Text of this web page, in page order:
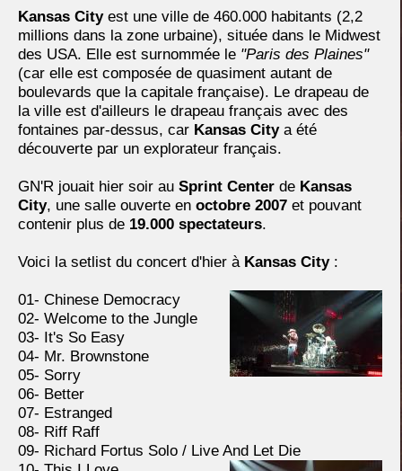
Kansas City est une ville de 460.000 habitants (2,2
millions dans la zone urbaine), située dans le Midwest
des USA. Elle est surnommée le "Paris des Plaines"
(car elle est composée de quasiment autant de
boulevards que la capitale française). Le drapeau de
la ville est d'ailleurs le drapeau français avec des
fontaines par-dessus, car Kansas City a été
découverte par un explorateur français.
GN'R jouait hier soir au Sprint Center de Kansas
City, une salle ouverte en octobre 2007 et pouvant
contenir plus de 19.000 spectateurs.
Voici la setlist du concert d'hier à Kansas City :
01- Chinese Democracy
02- Welcome to the Jungle
03- It's So Easy
04- Mr. Brownstone
05- Sorry
06- Better
07- Estranged
08- Riff Raff
09- Richard Fortus Solo / Live And Let Die